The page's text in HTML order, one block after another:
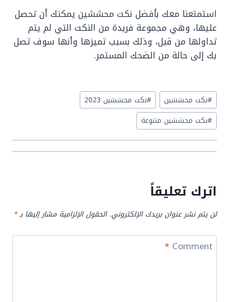
استمتعنا معك بأفضل نكت محششين يمكنك أن تحصل
عليها، وهي مجموعة فريدة من النكت التي لم يتم
تداولها من قبل، وذلك بسبب تميزها وأنها سوف تصل
بك إلى حالة من الضحك المستمر.
Post
Tags:
#نكت محششين #نكت محششين 2023
#نكت محششين متنوعة
اترك تعليقاً
لن يتم نشر عنوان بريدك الإلكتروني. الحقول الإلزامية مشار إليها بـ*
Comment
*